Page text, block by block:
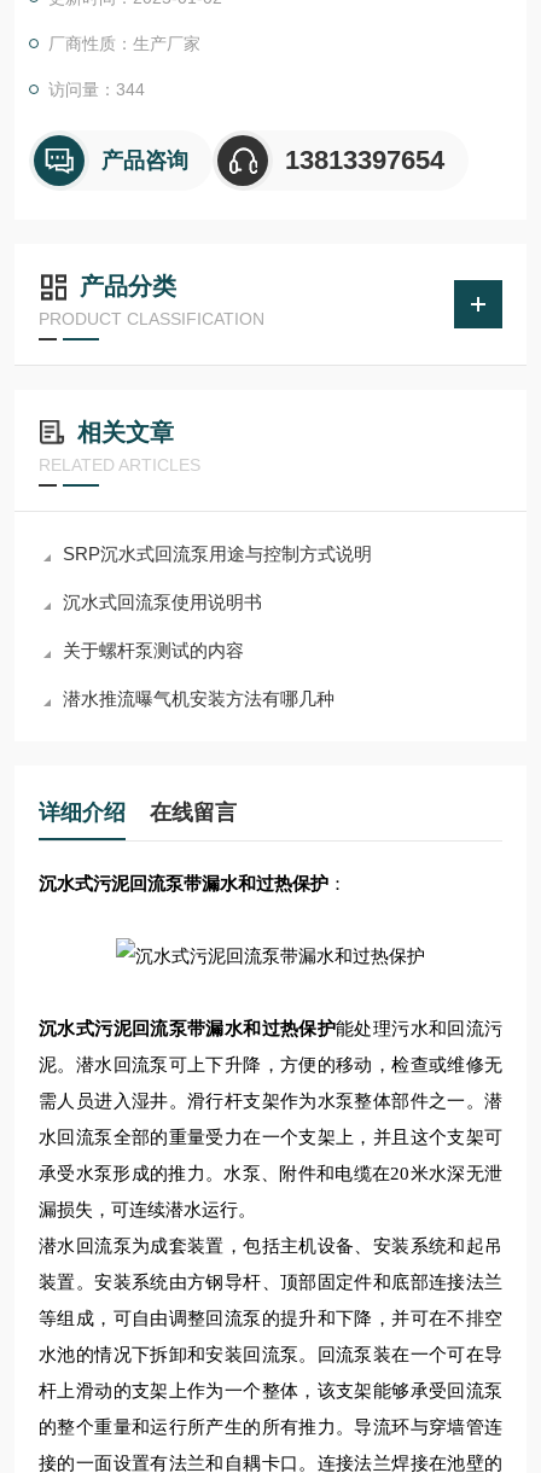
厂商性质：生产厂家
访问量：344
产品咨询 13813397654
产品分类
PRODUCT CLASSIFICATION
相关文章
RELATED ARTICLES
SRP沉水式回流泵用途与控制方式说明
沉水式回流泵使用说明书
关于螺杆泵测试的内容
潜水推流曝气机安装方法有哪几种
详细介绍 在线留言
沉水式污泥回流泵带漏水和过热保护 ：
沉水式污泥回流泵带漏水和过热保护能处理污水和回流污
泥。 潜水 回流泵可上下升降，方便的移动，检查或维修无
需人员进入湿井。滑行杆支架作为水泵整体部件之一。 潜
水回流泵全部的重量受力在一个支架上，并且这个支架可
承受水泵形成的推力。水泵、附件和电缆在20米水深无泄
漏损失，可连续潜水运行。
潜水回流泵为成套装置，包括主机设备、安装系统和起吊
装置。安装系统由方钢导杆、顶部固定件和底部连接法兰
等组成，可自由调整回流泵的提升和下降，并可在不排空
水池的情况下拆卸和安装回流泵。回流泵装在一个可在导
杆上滑动的支架上作为一个整体，该支架能够承受回流泵
的整个重量和运行所产生的所有推力。导流环与穿墙管连
接的一面设置有法兰和自耦卡口。连接法兰焊接在池壁的